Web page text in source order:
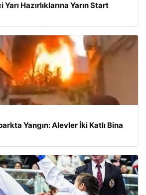
Hazırlıklarına Yarın Start
Yangın: Alevler İki Katlı Bina